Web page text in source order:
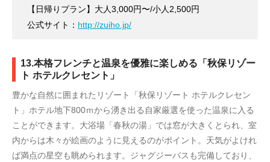
【日帰りプラン】大人3,000円〜/小人2,500円
公式サイト： http://zuiho.jp/
13.本格フレンチと温泉を優雅に楽しめる「秋保リゾー
ト ホテルクレセント」
豊かな自然に囲まれたリゾート「秋保リゾート ホテルクレセン
ト」ホテル地下800ｍから湧き出る自家厳選を使った温泉に入る
ことができます。大浴場「春秋の湯」では窓が大きくとられ、室
内からは木々が絵画のように見えるのがポイント。天気がよけれ
ば満点の星空も眺められます。ジャグジーバスも完備しており、